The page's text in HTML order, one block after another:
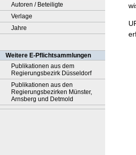
Autoren / Beteiligte
Verlage
Jahre
Weitere E-Pflichtsammlungen
Publikationen aus dem
Regierungsbezirk Düsseldorf
Publikationen aus den
Regierungsbezirken Münster,
Arnsberg und Detmold